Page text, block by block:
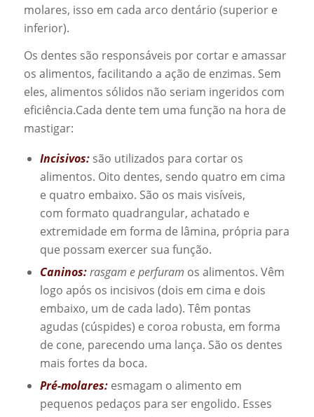
molares, isso em cada arco dentário (superior e
inferior).
Os dentes são responsáveis por cortar e amassar
os alimentos, facilitando a ação de enzimas. Sem
eles, alimentos sólidos não seriam ingeridos com
eficiência.Cada dente tem uma função na hora de
mastigar:
Incisivos: são utilizados para cortar os
alimentos. Oito dentes, sendo quatro em cima
e quatro embaixo. São os mais visíveis,
com formato quadrangular, achatado e
extremidade em forma de lâmina, própria para
que possam exercer sua função.
Caninos:rasgam e perfuram os alimentos. Vêm
logo após os incisivos (dois em cima e dois
embaixo, um de cada lado). Têm pontas
agudas (cúspides) e coroa robusta, em forma
de cone, parecendo uma lança. São os dentes
mais fortes da boca.
Pré-molares:esmagam o alimento em
pequenos pedaços para ser engolido. Esses